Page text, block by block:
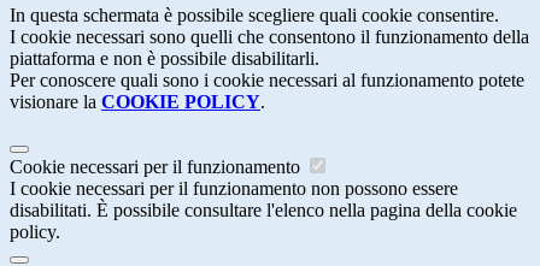
In questa schermata è possibile scegliere quali cookie consentire.
I cookie necessari sono quelli che consentono il funzionamento della
piattaforma e non è possibile disabilitarli.
Per conoscere quali sono i cookie necessari al funzionamento potete
visionare la COOKIE POLICY.
Cookie necessari per il funzionamento
I cookie necessari per il funzionamento non possono essere
disabilitati. È possibile consultare l'elenco nella pagina della cookie
policy.